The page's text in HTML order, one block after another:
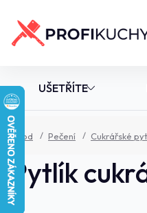
UŠETŘÍTE
Úvod Pečení Cukrářské
Pytlík